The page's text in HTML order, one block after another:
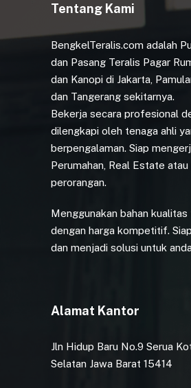
Tentang Kami
BengkelTeralis.com adalah
dan Pasang Teralis Pagar
dan Kanopi di Jakarta,
dan Tangerang sekitarnya.
Bekerja secara profesional
dilengkapi oleh tenaga ahli
berpengalaman. Siap
Perumahan, Real Estate atau
perorangan.
Menggunakan bahan kualitas
dengan harga kompetitif.
dan menjadi solusi untuk
Alamat Kantor
Jln Hidup Baru No.9 Serua
Selatan Jawa Barat 15414